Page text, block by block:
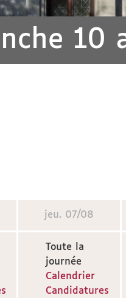
10
jeu. 07/08
Toute la
journée
Calendrier
Candidatures